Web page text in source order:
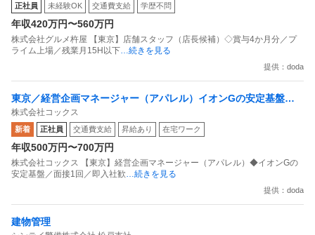
正社員 未経験OK 交通費支給 学歴不問
年収420万円〜560万円
株式会社グルメ杵屋 【東京】店舗スタッフ（店長候補）◇賞与4か月分／プ
ライム上場／残業月15H以下 …続きを見る
提供：doda
東京／経営企画マネージャー（アパレル）イオンGの安定基盤／
面接1回／即入社歓迎
株式会社コックス
新着 正社員 交通費支給 昇給あり 在宅ワーク
年収500万円〜700万円
株式会社コックス 【東京】経営企画マネージャー（アパレル）◆イオンGの
安定基盤／面接1回／即入社歓 …続きを見る
提供：doda
建物管理